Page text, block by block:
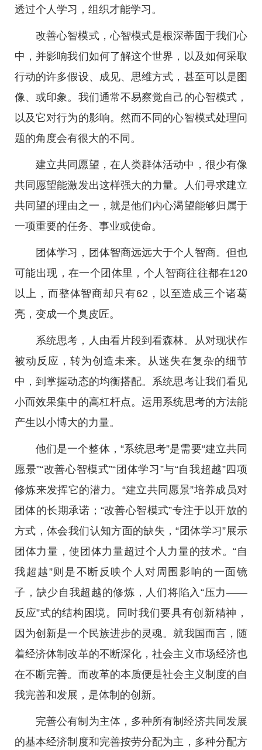
透过个人学习，组织才能学习。
改善心智模式，心智模式是根深蒂固于我们心
中，并影响我们如何了解这个世界，以及如何采取
行动的许多假设、成见、思维方式，甚至可以是图
像、或印象。我们通常不易察觉自己的心智模式，
以及它对行为的影响。然而不同的心智模式处理问
题的角度会有很大的不同。
建立共同愿望，在人类群体活动中，很少有像
共同愿望能激发出这样强大的力量。人们寻求建立
共同望的理由之一，就是他们内心渴望能够归属于
一项重要的任务、事业或使命。
团体学习，团体智商远远大于个人智商。但也
可能出现，在一个团体里，个人智商往往都在120
以上，而整体智商却只有62，以至造成三个诸葛
亮，变成一个臭皮匠。
系统思考，人由看片段到看森林。从对现状作
被动反应，转为创造未来。从迷失在复杂的细节
中，到掌握动态的均衡搭配。系统思考让我们看见
小而效果集中的高杠杆点。运用系统思考的方法能
产生以小博大的力量。
他们是一个整体，“系统思考”是需要“建立共同
愿景”“改善心智模式”“团体学习”与“自我超越”四项
修炼来发挥它的潜力。“建立共同愿景”培养成员对
团体的长期承诺；“改善心智模式”专注于以开放的
方式，体会我们认知方面的缺失，“团体学习”展示
团体力量，使团体力量超过个人力量的技术。“自
我超越”则是不断反映个人对周围影响的一面镜
子，缺少自我超越的修炼，人们将陷入“压力——
反应”式的结构困境。同时我们要具有创新精神，
因为创新是一个民族进步的灵魂。就我国而言，随
着经济体制改革的不断深化，社会主义市场经济也
在不断完善。而改革的本质便是社会主义制度的自
我完善和发展，是体制的创新。
完善公有制为主体，多种所有制经济共同发展
的基本经济制度和完善按劳分配为主，多种分配方